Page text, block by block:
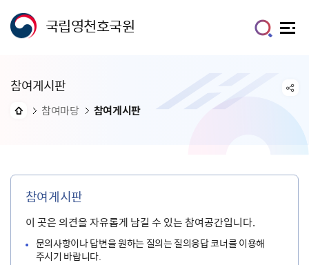
국립영천호국원
참여게시판
참여마당 참여게시판
참여게시판
이 곳은 의견을 자유롭게 남길 수 있는 참여공간입니다.
문의사항이나 답변을 원하는 질의는 질의응답 코너를 이용해
주시기 바랍니다.